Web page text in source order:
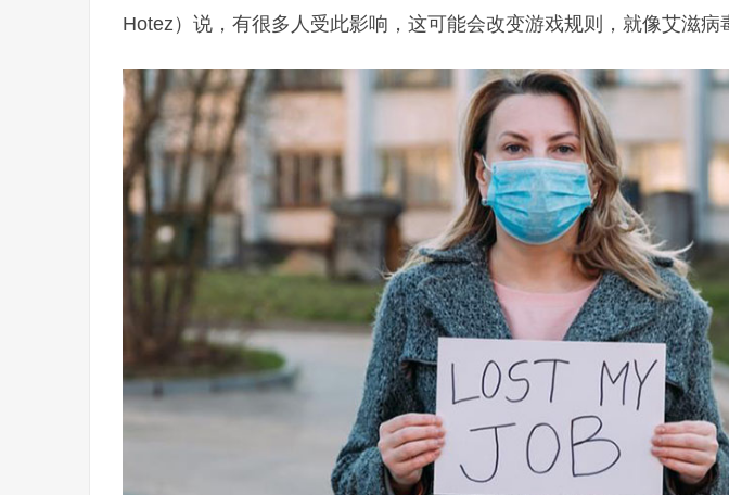
Hotez）说，有很多人受此影响，这可能会改变游戏规则，就像艾滋病